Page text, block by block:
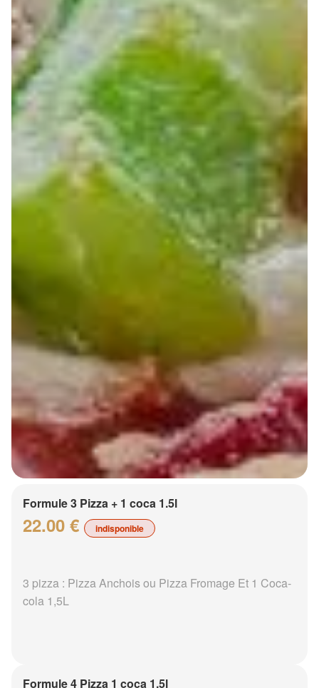
Formule 3 Pizza + 1 coca 1.5l
22.00 € indisponible
3 pizza : Pizza Anchois ou Pizza Fromage Et 1 Coca-
cola 1,5L
Formule 4 Pizza 1 coca 1.5l